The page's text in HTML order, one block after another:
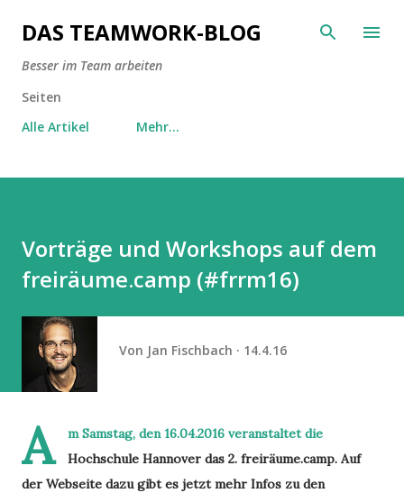
Direkt zum Hauptbereich
DAS TEAMWORK-BLOG
Besser im Team arbeiten
Seiten
Alle Artikel
Mehr…
Vorträge und Workshops auf dem
freiräume.camp (#frrm16)
Von Jan Fischbach 14.4.16
A
m Samstag, den 16.04.2016 veranstaltet die
Hochschule Hannover das 2. freiräume.camp. Auf
der Webseite dazu gibt es jetzt mehr Infos zu den